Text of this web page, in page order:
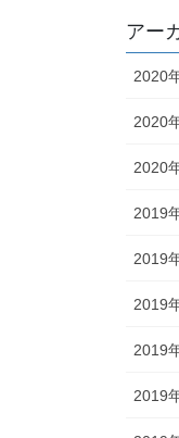
アー
2020
2020
2020
2019
2019
2019
2019
2019